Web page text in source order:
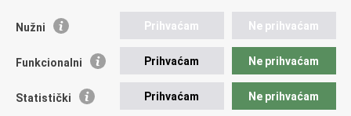
EMN Nacionalna kontaktna točka za Republiku Hrvatsku
Policijska akademija
Zaklada policijske solidarnosti
Nužni Prihvaćam Ne prihvaćam
Funkcionalni Prihvaćam Ne prihvaćam
Statistički Prihvaćam Ne prihvaćam